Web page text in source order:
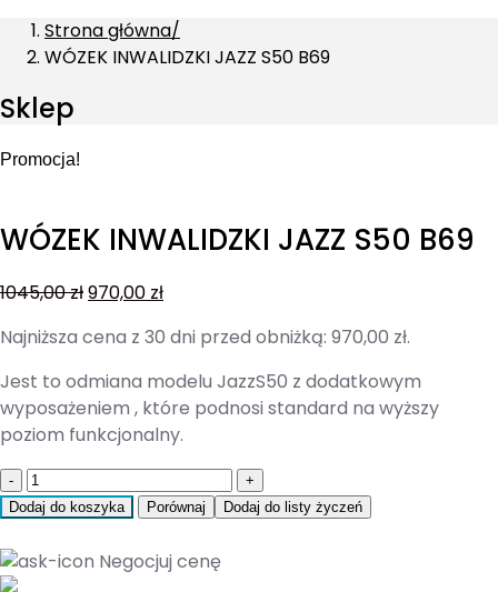
Strona główna
WÓZEK INWALIDZKI JAZZ S50 B69
Sklep
Promocja!
WÓZEK INWALIDZKI JAZZ S50 B69
1045,00zł970,00 zł
Najniższa cena z 30 dni przed obniżką: 970,00 zł.
Jest to odmiana modelu JazzS50 z dodatkowym
wyposażeniem , które podnosi standard na wyższy
poziom funkcjonalny.
Quantity
Dodaj do koszyka Porównaj Dodaj do listy życzeń
Negocjuj cenę